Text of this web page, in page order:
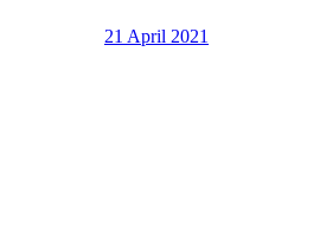
21 April 2021